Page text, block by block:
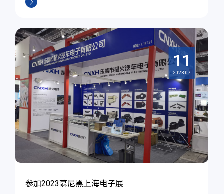
11
2023.07
参加2023慕尼黑上海电子展